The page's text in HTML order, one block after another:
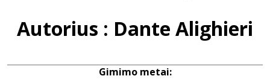
Leidiniai
Autorius : Dante Alighieri
Gimimo metai: